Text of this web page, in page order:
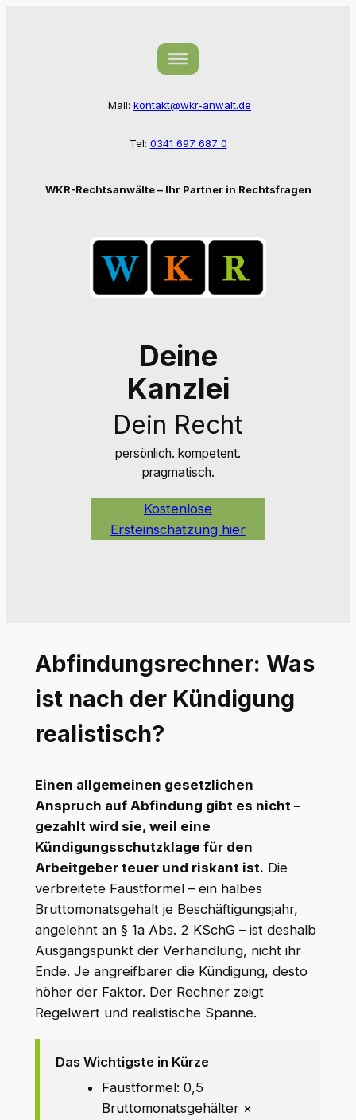
Mail: kontakt@wkr-anwalt.de
Tel: 0341 697 687 0
WKR-Rechtsanwälte – Ihr Partner in Rechtsfragen
Deine
Kanzlei
Dein Recht
persönlich. kompetent.
pragmatisch.
Kostenlose
Ersteinschätzung hier
Abfindungsrechner: Was
ist nach der Kündigung
realistisch?
Einen allgemeinen gesetzlichen
Anspruch auf Abfindung gibt es nicht –
gezahlt wird sie, weil eine
Kündigungsschutzklage für den
Arbeitgeber teuer und riskant ist. Die
verbreitete Faustformel – ein halbes
Bruttomonatsgehalt je Beschäftigungsjahr,
angelehnt an § 1a Abs. 2 KSchG – ist deshalb
Ausgangspunkt der Verhandlung, nicht ihr
Ende. Je angreifbarer die Kündigung, desto
höher der Faktor. Der Rechner zeigt
Regelwert und realistische Spanne.
Das Wichtigste in Kürze
Faustformel: 0,5
Bruttomonatsgehälter ×